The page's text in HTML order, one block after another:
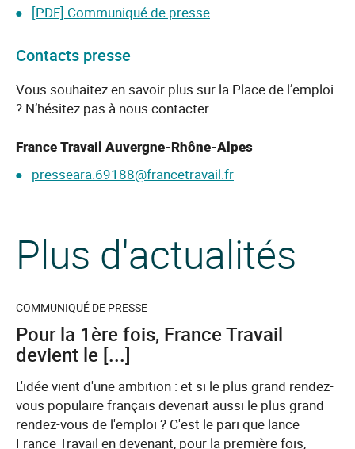
[PDF] Communiqué de presse
Contacts presse
Vous souhaitez en savoir plus sur la Place de l’emploi
? N’hésitez pas à nous contacter.
France Travail Auvergne-Rhône-Alpes
presseara.69188@francetravail.fr
Plus d'actualités
COMMUNIQUÉ DE PRESSE
Pour la 1ère fois, France Travail
devient le [...]
L'idée vient d'une ambition : et si le plus grand rendez-
vous populaire français devenait aussi le plus grand
rendez-vous de l'emploi ? C'est le pari que lance
France Travail en devenant, pour la première fois,